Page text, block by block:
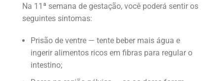
Na 11ª semana de gestação, você poderá sentir os
seguintes sintomas:
Prisão de ventre — tente beber mais água e
ingerir alimentos ricos em fibras para regular o
intestino;